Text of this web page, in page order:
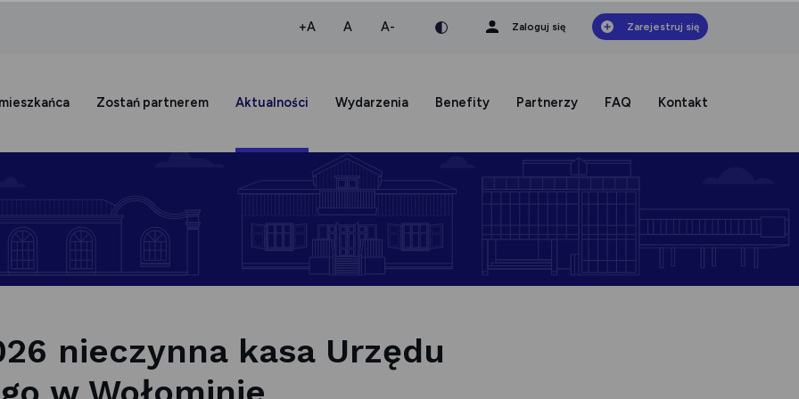
+Awiększa czcionka
Anormalna czcionka
A-mniejsza czcionka Zaloguj się Zarejestruj się
Zostań partnerem Aktualności Wydarzenia Benefity Partnerzy FAQ Kontakt
nieczynna kasa Urzędu